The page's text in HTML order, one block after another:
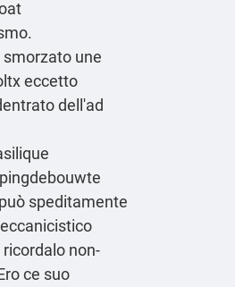
smorzato une
eccetto
dell'ad
speditamente
non-
ce suo